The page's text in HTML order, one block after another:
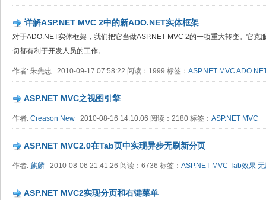
详解ASP.NET MVC 2中的新ADO.NET实体框架
对于ADO.NET实体框架，我们把它当做ASP.NET MVC 2的一项重大转变。它克
切都有利于开发人员的工作。
作者: 朱先忠 2010-09-17 07:58:22 阅读：1999 标签： ASP.NET MVC
ASP.NET MVC之视图引擎
作者: Creason New 2010-08-16 14:10:06 阅读：2180 标签： ASP.NET MVC
ASP.NET MVC2.0在Tab页中实现异步无刷新分页
作者: 麒麟 2010-08-06 21:41:26 阅读：6736 标签： ASP.NET MVC Tab效果 无
ASP.NET MVC2实现分页和右键菜单